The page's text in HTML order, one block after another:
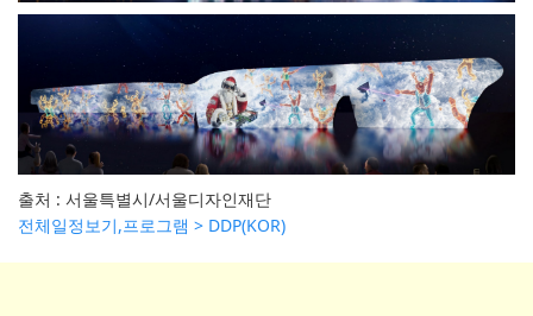
출처 : 서울특별시/서울디자인재단
전체일정보기,프로그램 > DDP(KOR)